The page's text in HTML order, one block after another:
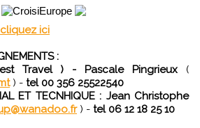
cliquez ici
:
Travel ) - Pascale Pingrieux (
) - tel 00 356 25522540
ET TECNHIQUE : Jean Christophe
) - tel 06 12 18 25 10